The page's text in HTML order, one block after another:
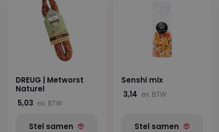
DREUG | Metworst
Naturel
5,03 ex. BTW
Stel samen
Senshi mix
3,14 ex. BTW
Stel samen